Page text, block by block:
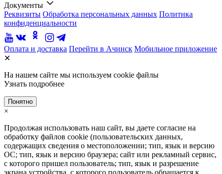
Документы
Реквизиты Обработка персональных данных Политика
конфиденциальности
Оплата и доставка Перейти в Ачинск Мобильное приложение
✕
На нашем сайте мы используем cookie файлы
Узнать подробнее
Понятно
×
Продолжая использовать наш сайт, вы даете согласие на
обработку файлов cookie (пользовательских данных,
содержащих сведения о местоположении; тип, язык и версию
ОС; тип, язык и версию браузера; сайт или рекламный сервис,
с которого пришел пользователь; тип, язык и разрешение
экрана устройства, с которого пользователь обращается к